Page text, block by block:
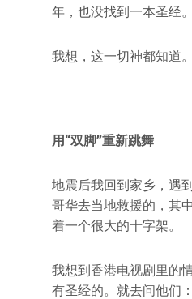
年，也没找到一本圣经。
我想，这一切神都知道。
用“双脚”重新跳舞
地震后我回到家乡，遇
哥华去当地救援的，其
着一个很大的十字架。
我想到香港电视剧里的
有圣经的。就去问他们